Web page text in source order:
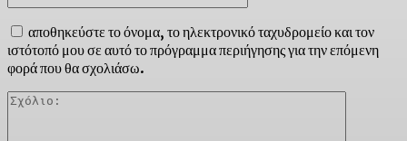
αποθηκεύστε το όνομα, το ηλεκτρονικό ταχυδρομείο και τον
ιστότοπό μου σε αυτό το πρόγραμμα περιήγησης για την επόμενη
φορά που θα σχολιάσω.